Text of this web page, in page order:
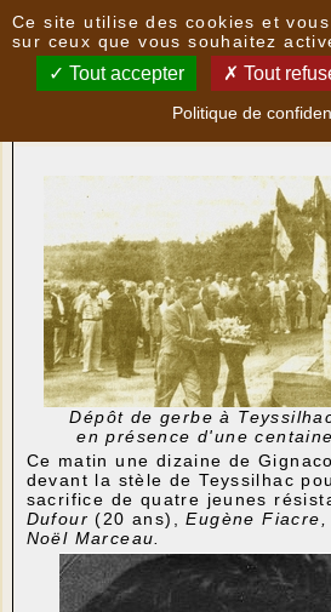
Nouvelles
50 ans après à Teyssilhac :
Dépôt de gerbe à
en présence d'une
Ce matin une dizaine de
devant la stèle de Teyssilhac
sacrifice de quatre jeunes
Dufour (20 ans),Eugène Fiacre,
Noël Marceau.
Ce site utilise des cookies et
sur ceux que vous souhaitez
Tout accepter Tout
Politique de